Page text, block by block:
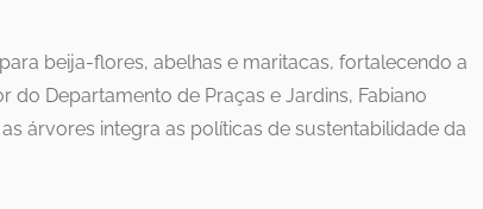
beija-flores, abelhas e maritacas, fortalecendo a
do Departamento de Praças e Jardins, Fabiano
árvores integra as políticas de sustentabilidade da